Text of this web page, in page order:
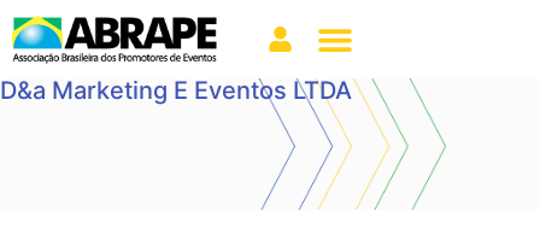
D&a Marketing E Eventos LTDA